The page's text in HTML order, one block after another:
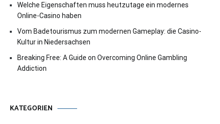
Welche Eigenschaften muss heutzutage ein modernes
Online-Casino haben
Vom Badetourismus zum modernen Gameplay: die Casino-
Kultur in Niedersachsen
Breaking Free: A Guide on Overcoming Online Gambling
Addiction
KATEGORIEN